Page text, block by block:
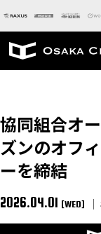
協同組合オ
ズンのオフ
ーを締結
2026.04.01 [WED]